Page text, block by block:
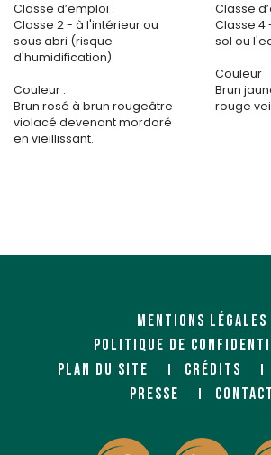
Classe d’emploi :
Classe 2 - à l'intérieur ou
sous abri (risque
d'humidification)
Couleur :
Brun rosé à brun rougeâtre
violacé devenant mordoré
en vieillissant.
Classe
Classe 4
sol ou
Couleur :
Brun
rouge
MENTIONS LÉGALES
POLITIQUE DE
PLAN DU SITE
CRÉDITS
PRESSE
CONTACT